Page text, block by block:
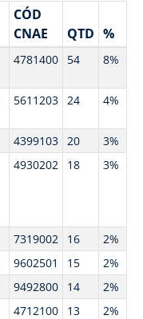
CÓD
CNAE
QTD %
4781400 54 8%
5611203 24 4%
4399103 20
3%
4930202 18 3%
7319002 16
2%
9602501 15
2%
9492800 14
2%
4712100 13 2%